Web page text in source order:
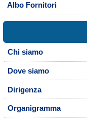
Albo Fornitori
Chi siamo
Dove siamo
Dirigenza
Organigramma